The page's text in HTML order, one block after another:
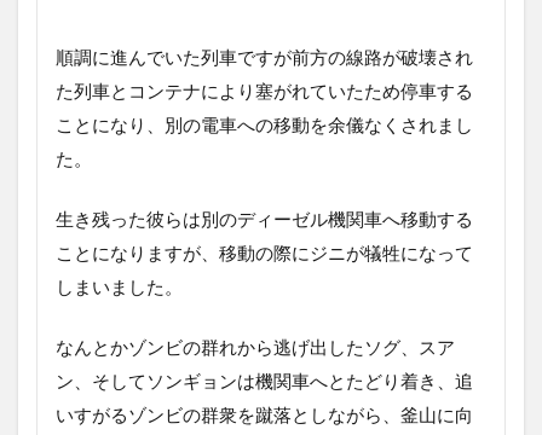
順調に進んでいた列車ですが前方の線路が破壊され
た列車とコンテナにより塞がれていたため停車する
ことになり、別の電車への移動を余儀なくされまし
た。
生き残った彼らは別のディーゼル機関車へ移動する
ことになりますが、移動の際にジニが犠牲になって
しまいました。
なんとかゾンビの群れから逃げ出したソグ、スア
ン、そしてソンギョンは機関車へとたどり着き、追
いすがるゾンビの群衆を蹴落としながら、釜山に向